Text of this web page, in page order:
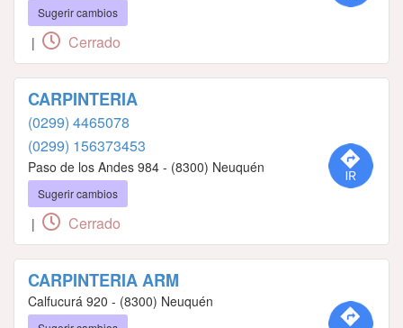
Sugerir cambios
| Cerrado
CARPINTERIA
(0299) 4465078
(0299) 156373453
Paso de los Andes 984 - (8300) Neuquén
Sugerir cambios
| Cerrado
CARPINTERIA ARM
Calfucurá 920 - (8300) Neuquén